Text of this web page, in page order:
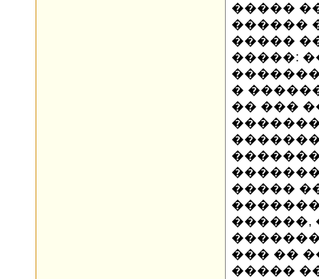
�����
������
�����
�����:
�������
�
�� ���
�����
������,
��� ��
�����